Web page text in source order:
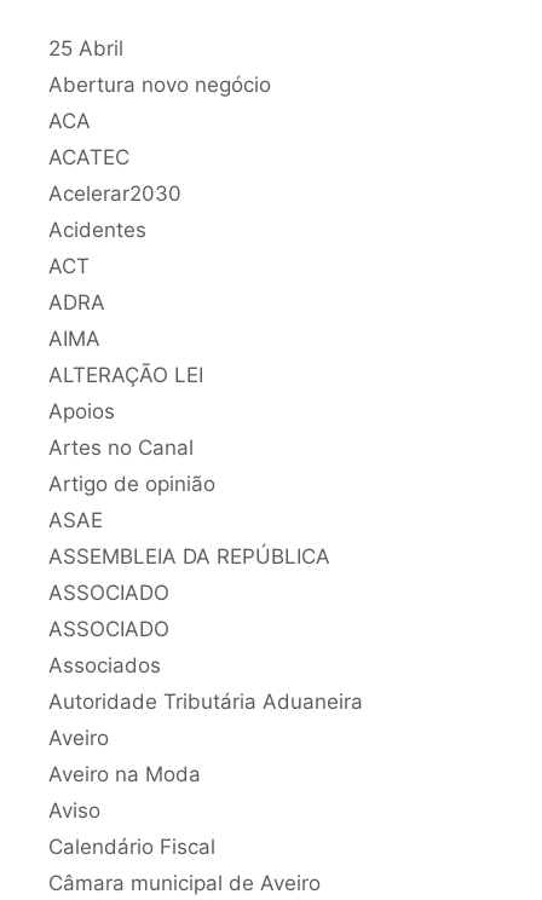
25 Abril
Abertura novo negócio
ACA
ACATEC
Acelerar2030
Acidentes
ACT
ADRA
AIMA
ALTERAÇÃO LEI
Apoios
Artes no Canal
Artigo de opinião
ASAE
ASSEMBLEIA DA REPÚBLICA
ASSOCIADO
ASSOCIADO
Associados
Autoridade Tributária Aduaneira
Aveiro
Aveiro na Moda
Aviso
Calendário Fiscal
Câmara municipal de Aveiro